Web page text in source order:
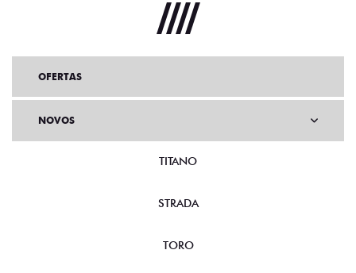
OFERTAS
NOVOS
TITANO
STRADA
TORO